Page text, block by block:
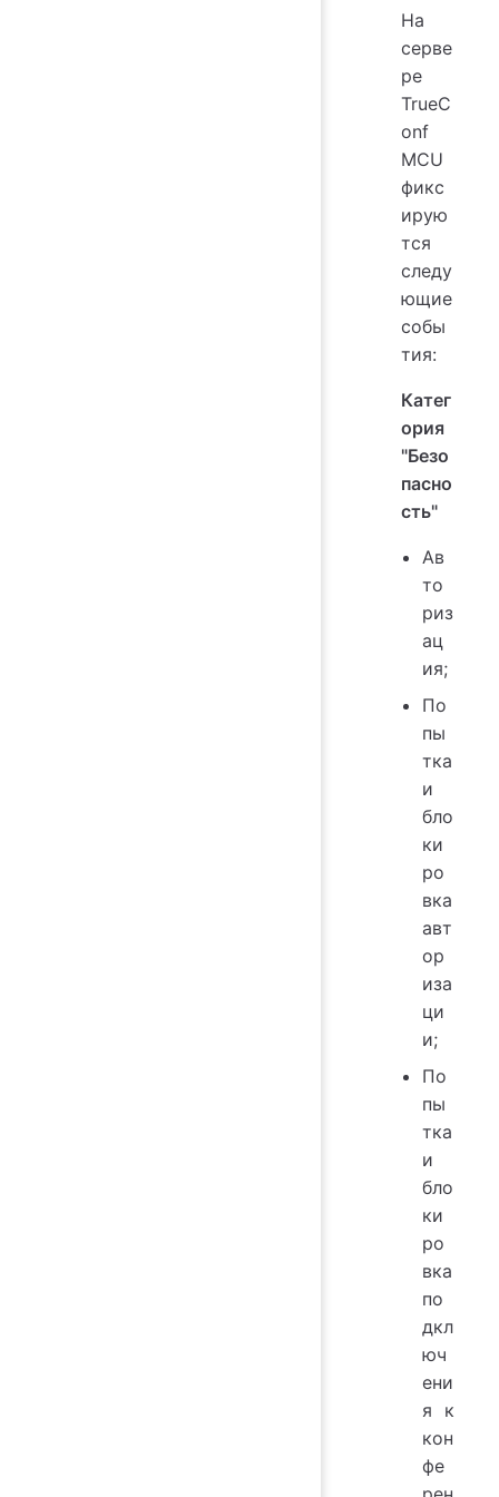
На
серве
ре
TrueC
onf
MCU
фикс
ирую
тся
следу
ющие
собы
тия:
Катег
ория
"Безо
пасно
сть"
Ав
то
риз
ац
ия;
По
пы
тка
и
бло
ки
ро
вка
авт
ор
иза
ци
и;
По
пы
тка
и
бло
ки
ро
вка
по
дкл
юч
ени
я к
кон
фе